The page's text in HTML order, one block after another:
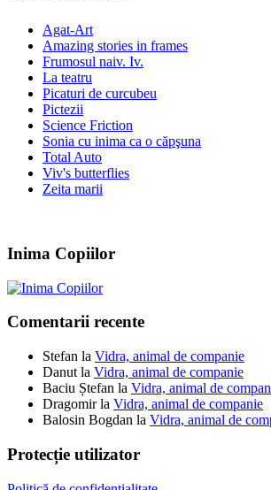
Agat-Art
Amazing stories in frames
Frumosul naiv. Iv.
La teatru
Picaturi de curcubeu
Pictezii
Science Friction
Sonia cu inima ca o căpşuna
Total Auto
Viv's butterflies
Zeita marii
Inima Copiilor
Comentarii recente
Stefan la Vidra, animal de companie
Danut la Vidra, animal de companie
Baciu Ștefan la Vidra, animal de
Dragomirla Vidra, animal de companie
Balosin Bogdan la Vidra, animal de
Protecție utilizator